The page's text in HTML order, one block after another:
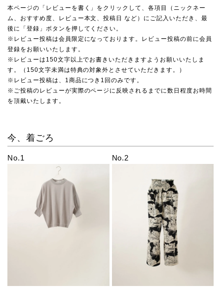
本ページの「レビューを書く」をクリックして、各項目（ニックネー
ム、おすすめ度、レビュー本文、投稿日 など）にご記入いただき、最
後に「登録」ボタンを押してください。
※レビュー投稿は会員限定になっております。レビュー投稿の前に会員
登録をお願いいたします。
※レビューは150文字以上でお書きいただきますようお願いいたしま
す。（150文字未満は特典の対象外とさせていただきます。）
※レビュー投稿は、1商品につき1回のみです。
※ご投稿のレビューが実際のページに反映されるまでに数日程度お時間
を頂戴いたします。
今、着ごろ
No.1 No.2